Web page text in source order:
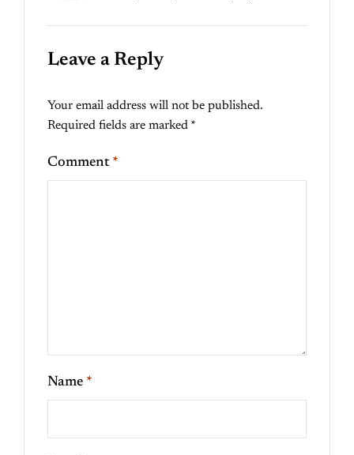
Leave a Reply
Your email address will not be published.
Required fields are marked *
Comment *
Name *